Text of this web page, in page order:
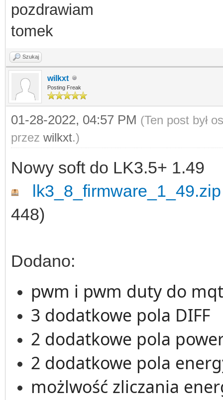
pozdrawiam
tomek
Szukaj
wilkxt
Posting Freak
01-28-2022, 04:57 PM (Ten post był
przez wilkxt.)
Nowy soft do LK3.5+ 1.49
lk3_8_firmware_1_49.zip
448)
Dodano:
pwm i pwm duty do
3 dodatkowe pola DIFF
2 dodatkowe pola
2 dodatkowe pola
możlwość zliczania